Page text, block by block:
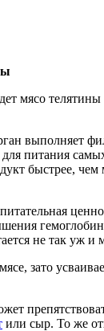
мясо
выполняет
питания
быстрее,
не так уж и
зато
или сыр. То же